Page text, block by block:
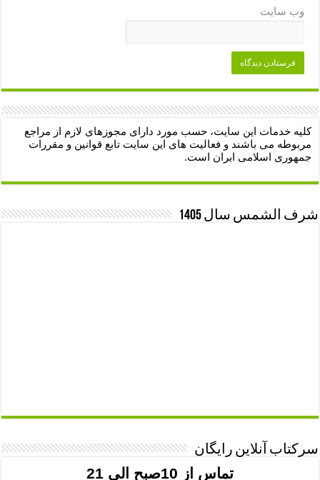
وب‌ سایت
کلیه خدمات این سایت، حسب مورد دارای مجوزهای لازم از مراجع
مربوطه می باشند و فعالیت های این سایت تابع قوانین و مقررات
جمهوری اسلامی ایران است.
شرف الشمس سال 1405
سرکتاب آنلاین رایگان
تماس از 10صبح الی 21